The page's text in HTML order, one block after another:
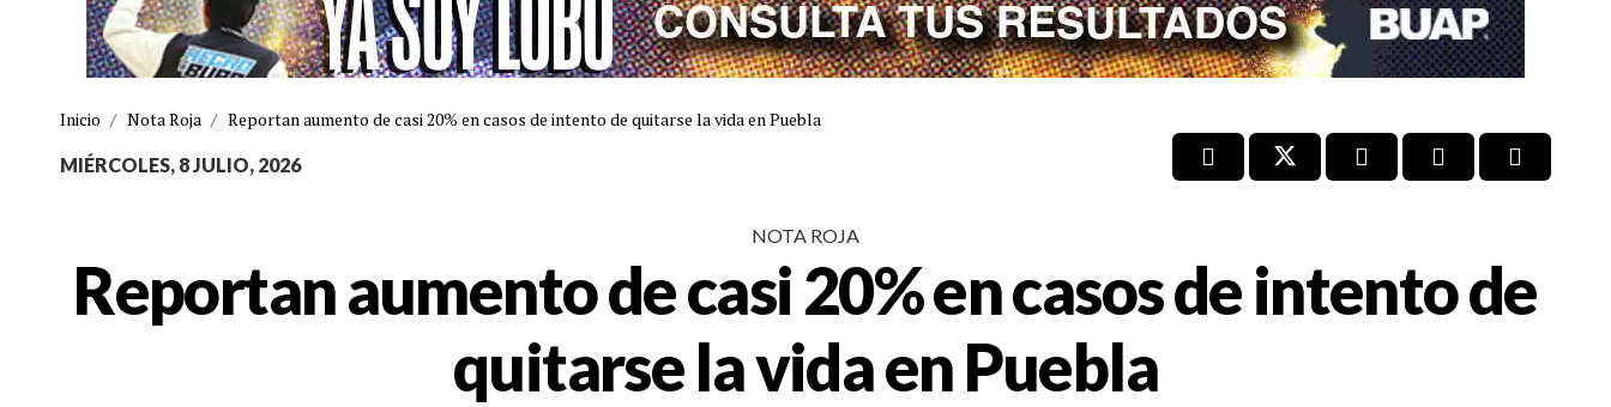
Inicio / Nota Roja / Reportan aumento de casi 20% en casos de intento de quitarse la vida en Puebla
MIÉRCOLES, 8 JULIO, 2026
NOTA ROJA
Reportan aumento de casi 20% en casos de intento de
quitarse la vida en Puebla